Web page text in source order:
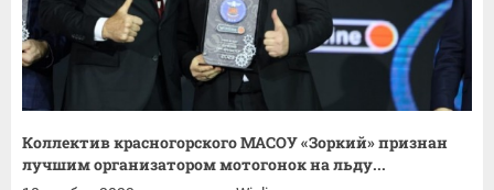
Коллектив красногорского МАСОУ «Зоркий» признан
лучшим организатором мотогонок на льду...